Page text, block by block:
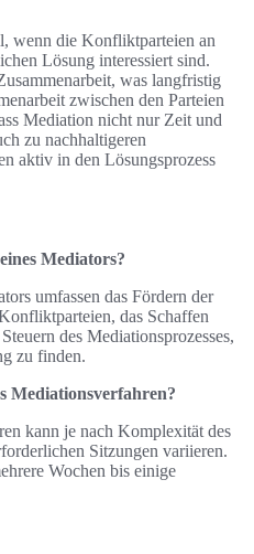
wenn die Konfliktparteien an
Lösung interessiert sind.
was langfristig
zwischen den Parteien
Mediation nicht nur Zeit und
zu nachhaltigeren
aktiv in den Lösungsprozess
Mediators?
umfassen das Fördern der
das Schaffen
des Mediationsprozesses,
zu finden.
Mediationsverfahren?
kann je nach Komplexität des
Sitzungen variieren.
Wochen bis einige